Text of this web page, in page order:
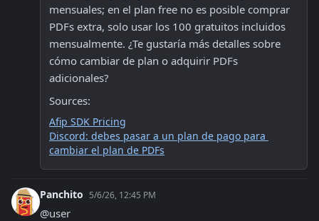
mensuales; en el plan free no es posible comprar
PDFs extra, solo usar los 100 gratuitos incluidos
mensualmente. ¿Te gustaría más detalles sobre
cómo cambiar de plan o adquirir PDFs
adicionales?
Sources:
Afip SDK Pricing
Discord: debes pasar a un plan de pago para
cambiar el plan de PDFs
Panchito 5/6/26, 12:45 PM
@user